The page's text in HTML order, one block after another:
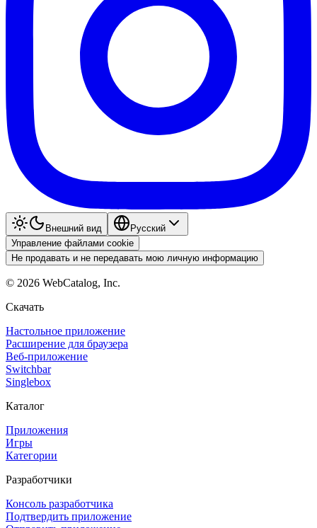
Внешний вид
Pyccкий
Управление файлами cookie
Не продавать и не передавать мою личную информацию
© 2026 WebCatalog, Inc.
Скачать
Настольное приложение
Расширение для браузера
Веб-приложение
Switchbar
Singlebox
Каталог
Приложения
Игры
Категории
Разработчики
Консоль разработчика
Подтвердить приложение